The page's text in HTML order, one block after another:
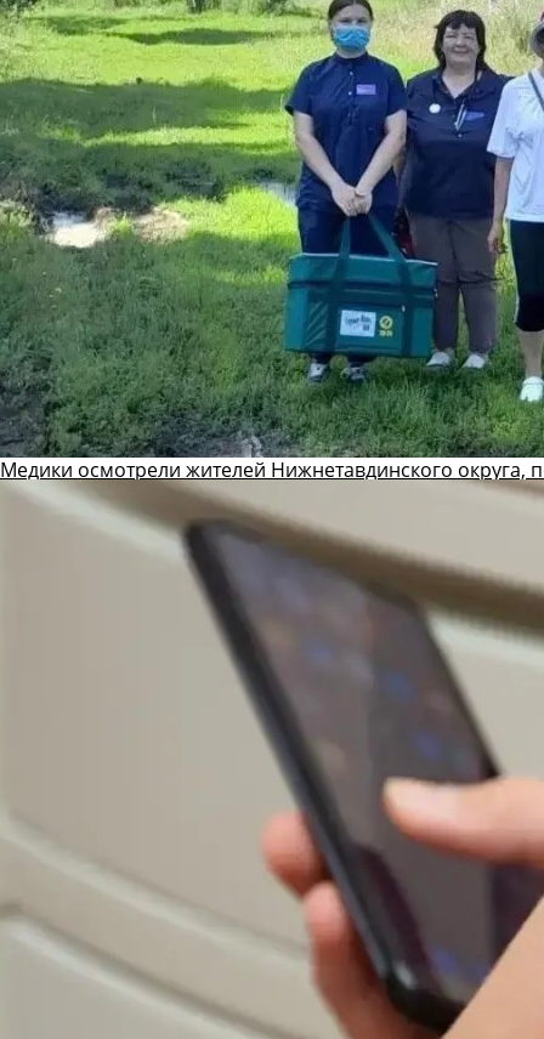
Медики осмотрели жителей Нижнетавдинского округа,